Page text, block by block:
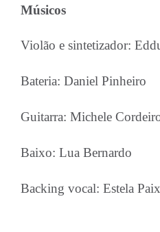
Músicos
Violão e sintetizador:
Bateria: Daniel Pinheiro
Guitarra: Michele
Baixo: Lua Bernardo
Backing vocal: Estela